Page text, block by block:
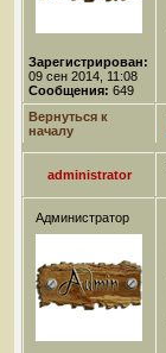
Зарегистрирован:
09 сен 2014, 11:08
Сообщения: 649
Вернуться к
началу
administrator
Администратор